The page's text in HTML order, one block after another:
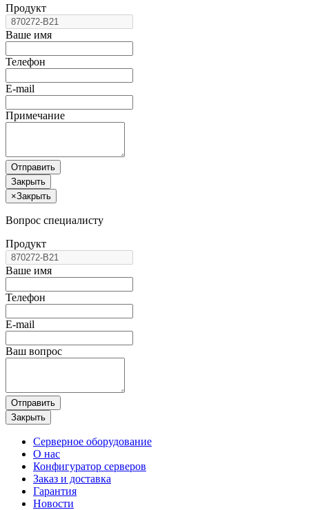
Продукт
Ваше имя
Телефон
E-mail
Примечание
Отправить
Закрыть
×Закрыть
Вопрос специалисту
Продукт
Ваше имя
Телефон
E-mail
Ваш вопрос
Отправить
Закрыть
Серверное оборудование
О нас
Конфигуратор серверов
Заказ и доставка
Гарантия
Новости